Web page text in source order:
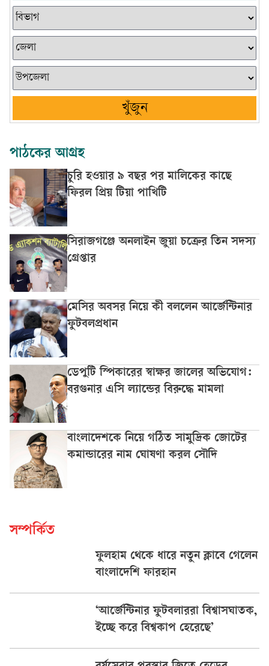
খুঁজুন
পাঠকের আগ্রহ
চুরি হওয়ার ৯ বছর পর মালিকের কাছে
ফিরল প্রিয় টিয়া পাখিটি
সিরাজগঞ্জে অনলাইন জুয়া চক্রের তিন সদস্য
গ্রেপ্তার
মেসির অবসর নিয়ে কী বললেন আর্জেন্টিনার
ফুটবলপ্রধান
ডেপুটি স্পিকারের স্বাক্ষর জালের অভিযোগ:
বরগুনার এসি ল্যান্ডের বিরুদ্ধে মামলা
বাংলাদেশকে নিয়ে গঠিত সামুদ্রিক জোটের
কমান্ডারের নাম ঘোষণা করল সৌদি
সম্পর্কিত
ফুলহাম থেকে ধারে নতুন ক্লাবে গেলেন
বাংলাদেশি ফারহান
‘আর্জেন্টিনার ফুটবলাররা বিশ্বাসঘাতক,
ইচ্ছে করে বিশ্বকাপ হেরেছে’